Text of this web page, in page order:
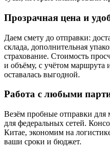
Прозрачная цена и
Даем смету до отправки:
склада, дополнительная
страхование. Стоимость
и объёму, с учётом маршрута
оставалась выгодной.
Работа с любыми
Везём пробные отправки для
для федеральных сетей.
Китае, экономим на
ваши сроки и бюджет.